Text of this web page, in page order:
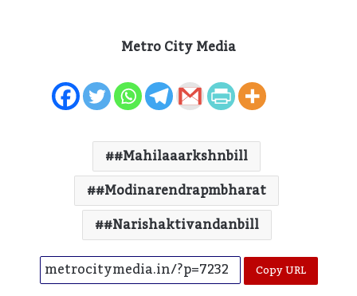
Metro City Media
#mahilaaarkshnbill
#modinarendrapmbharat
#narishaktivandanbill
Copy URL